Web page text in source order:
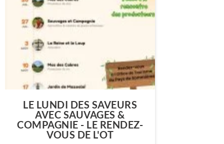
LE LUNDI DES SAVEURS
AVEC SAUVAGES &
COMPAGNIE - LE RENDEZ-
VOUS DE L'OT